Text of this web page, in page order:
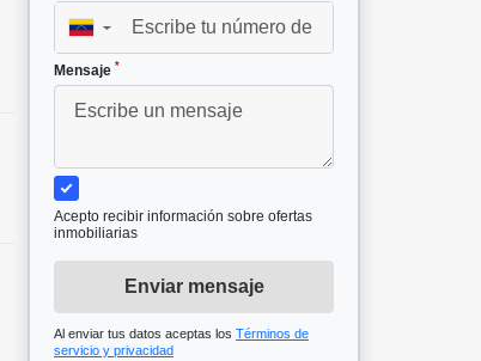
▼
Mensaje *
Acepto recibir información sobre ofertas
inmobiliarias
Enviar mensaje
Al enviar tus datos aceptas los Términos de
servicio y privacidad